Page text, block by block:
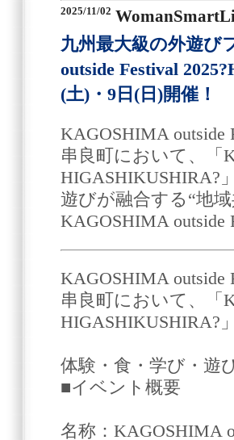
2025/11/02
九州最大級の外遊び
outside Festival
(土)・9日(日)開催！
KAGOSHIMA
串良町において、「
HIGASHIKUSHIRA?
遊びが融合する“地
KAGOSHIMA outside
KAGOSHIMA
串良町において、「
HIGASHIKUSHIRA?
体験・食・学び・遊
■イベント概要
名称：KAGOSHIMA